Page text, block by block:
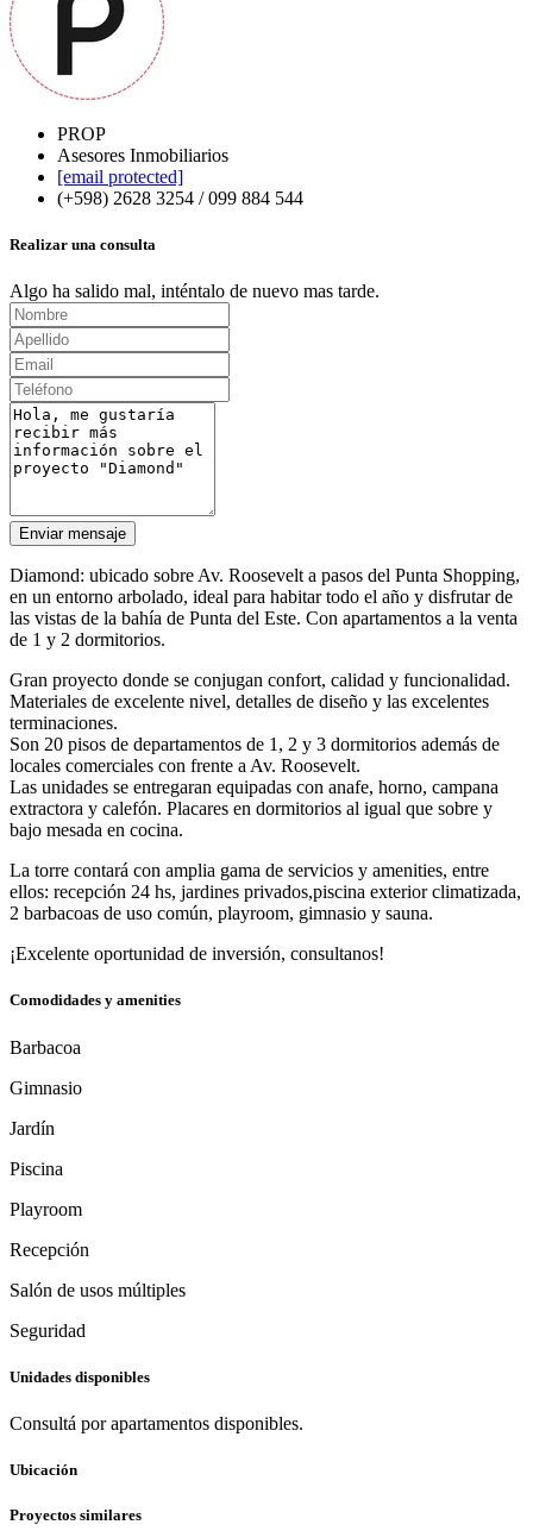
PROP
Asesores Inmobiliarios
[email protected]
(+598) 2628 3254 / 099 884 544
Realizar una consulta
Algo ha salido mal, inténtalo de nuevo mas tarde.
Enviar mensaje
Diamond: ubicado sobre Av. Roosevelt a pasos del Punta Shopping,
en un entorno arbolado, ideal para habitar todo el año y disfrutar de
las vistas de la bahía de Punta del Este. Con apartamentos a la venta
de 1 y 2 dormitorios.
Gran proyecto donde se conjugan confort, calidad y funcionalidad.
Materiales de excelente nivel, detalles de diseño y las excelentes
terminaciones.
Son 20 pisos de departamentos de 1, 2 y 3 dormitorios además de
locales comerciales con frente a Av. Roosevelt.
Las unidades se entregaran equipadas con anafe, horno, campana
extractora y calefón. Placares en dormitorios al igual que sobre y
bajo mesada en cocina.
La torre contará con amplia gama de servicios y amenities, entre
ellos: recepción 24 hs, jardines privados,piscina exterior climatizada,
2 barbacoas de uso común, playroom, gimnasio y sauna.
¡Excelente oportunidad de inversión, consultanos!
Comodidades y amenities
Barbacoa
Gimnasio
Jardín
Piscina
Playroom
Recepción
Salón de usos múltiples
Seguridad
Unidades disponibles
Consultá por apartamentos disponibles.
Ubicación
Proyectos similares